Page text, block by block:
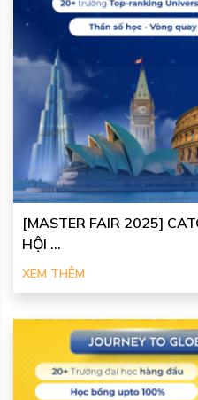
[MASTER FAIR 2025]
HỘI ...
XEM THÊM